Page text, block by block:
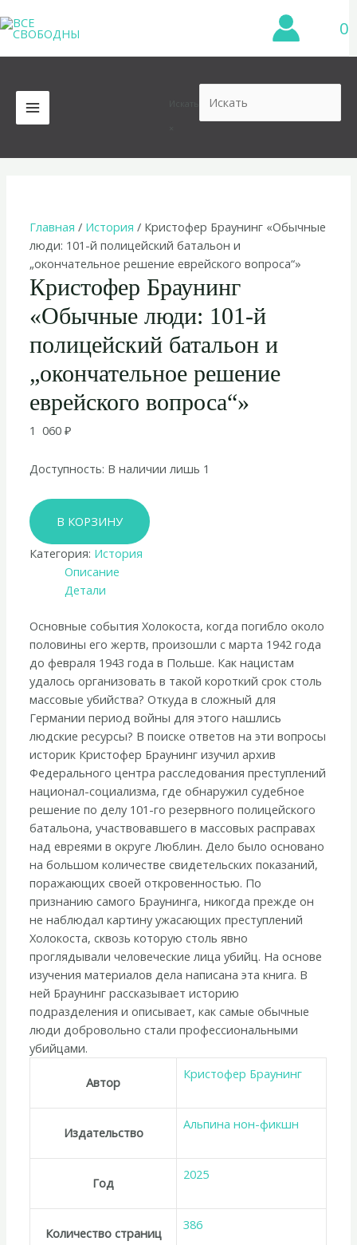
к
содержимому
0
MAIN
MENU
Главная / История / Кристофер Браунинг «Обычные
люди: 101-й полицейский батальон и
„окончательное решение еврейского вопроса“»
Кристофер Браунинг
«Обычные люди: 101-й
полицейский батальон и
„окончательное решение
еврейского вопроса“»
1 060₽
Доступность: В наличии лишь 1
Количество
товара
Кристофер
Браунинг
«Обычные
й
полицейский
батальон
и
„окончательное
решение
еврейского
вопроса“»
В КОРЗИНУ
Категория: История
Описание
Детали
Основные события Холокоста, когда погибло около
половины его жертв, произошли с марта 1942 года
до февраля 1943 года в Польше. Как нацистам
удалось организовать в такой короткий срок столь
массовые убийства? Откуда в сложный для
Германии период войны для этого нашлись
людские ресурсы? В поиске ответов на эти вопросы
историк Кристофер Браунинг изучил архив
Федерального центра расследования преступлений
национал-социализма, где обнаружил судебное
решение по делу 101-го резервного полицейского
батальона, участвовавшего в массовых расправах
над евреями в округе Люблин. Дело было основано
на большом количестве свидетельских показаний,
поражающих своей откровенностью. По
признанию самого Браунинга, никогда прежде он
не наблюдал картину ужасающих преступлений
Холокоста, сквозь которую столь явно
проглядывали человеческие лица убийц. На основе
изучения материалов дела написана эта книга. В
ней Браунинг рассказывает историю
подразделения и описывает, как самые обычные
люди добровольно стали профессиональными
убийцами.
Автор
Кристофер Браунинг
Издательство
Альпина нон-фикшн
Год
2025
Количество страниц
386